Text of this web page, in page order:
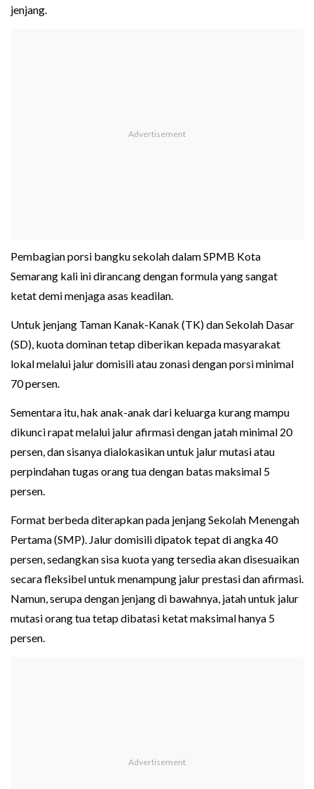
jenjang.
Pembagian porsi bangku sekolah dalam SPMB Kota
Semarang kali ini dirancang dengan formula yang sangat
ketat demi menjaga asas keadilan.
Untuk jenjang Taman Kanak-Kanak (TK) dan Sekolah Dasar
(SD), kuota dominan tetap diberikan kepada masyarakat
lokal melalui jalur domisili atau zonasi dengan porsi minimal
70 persen.
Sementara itu, hak anak-anak dari keluarga kurang mampu
dikunci rapat melalui jalur afirmasi dengan jatah minimal 20
persen, dan sisanya dialokasikan untuk jalur mutasi atau
perpindahan tugas orang tua dengan batas maksimal 5
persen.
Format berbeda diterapkan pada jenjang Sekolah Menengah
Pertama (SMP). Jalur domisili dipatok tepat di angka 40
persen, sedangkan sisa kuota yang tersedia akan disesuaikan
secara fleksibel untuk menampung jalur prestasi dan afirmasi.
Namun, serupa dengan jenjang di bawahnya, jatah untuk jalur
mutasi orang tua tetap dibatasi ketat maksimal hanya 5
persen.